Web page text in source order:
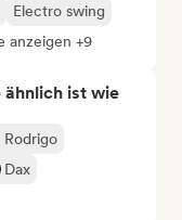
Electro swing
anzeigen +9
ähnlich ist wie
Rodrigo
Dax